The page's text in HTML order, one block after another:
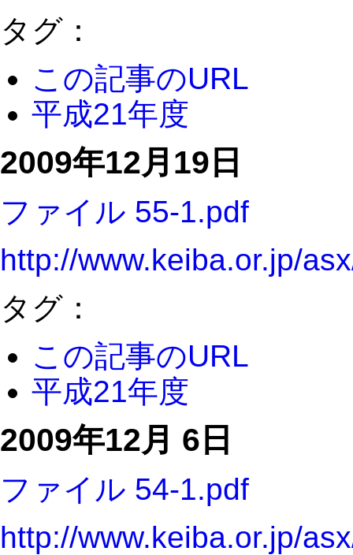
タグ：
この記事のURL
平成21年度
2009年12月19日
ファイル 55-1.pdf
http://www.keiba.or.jp/
タグ：
この記事のURL
平成21年度
2009年12月 6日
ファイル 54-1.pdf
http://www.keiba.or.jp/